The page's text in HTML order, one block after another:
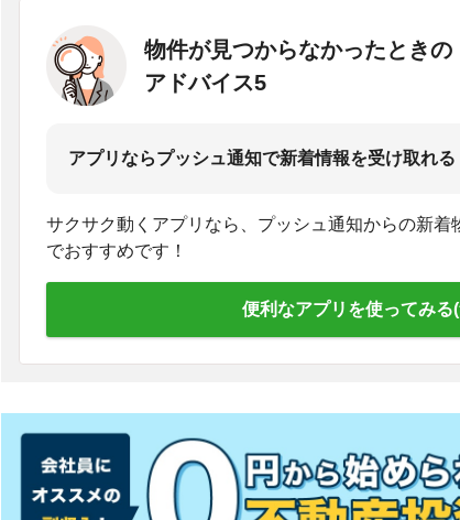
物件が見つからなかったときの
アドバイス5
アプリならプッシュ通知で新着情報を受け取れる
サクサク動くアプリなら、プッシュ通知からの新着
でおすすめです！
便利なアプリを使ってみる